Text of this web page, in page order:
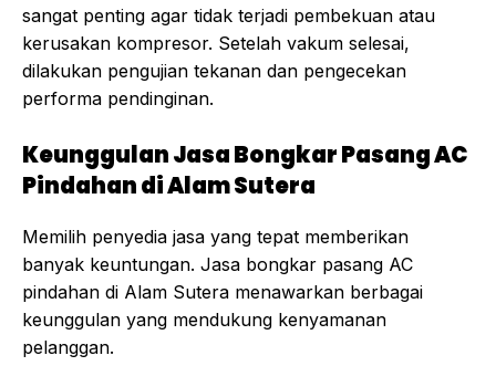
sangat penting agar tidak terjadi pembekuan atau
kerusakan kompresor. Setelah vakum selesai,
dilakukan pengujian tekanan dan pengecekan
performa pendinginan.
Keunggulan Jasa Bongkar Pasang AC
Pindahan di Alam Sutera
Memilih penyedia jasa yang tepat memberikan
banyak keuntungan. Jasa bongkar pasang AC
pindahan di Alam Sutera menawarkan berbagai
keunggulan yang mendukung kenyamanan
pelanggan.